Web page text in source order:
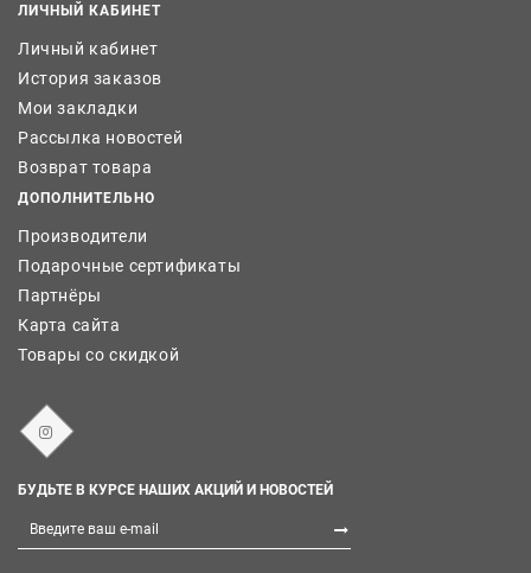
ЛИЧНЫЙ КАБИНЕТ
Личный кабинет
История заказов
Мои закладки
Рассылка новостей
Возврат товара
ДОПОЛНИТЕЛЬНО
Производители
Подарочные сертификаты
Партнёры
Карта сайта
Товары со скидкой
БУДЬТЕ В КУРСЕ НАШИХ АКЦИЙ И НОВОСТЕЙ